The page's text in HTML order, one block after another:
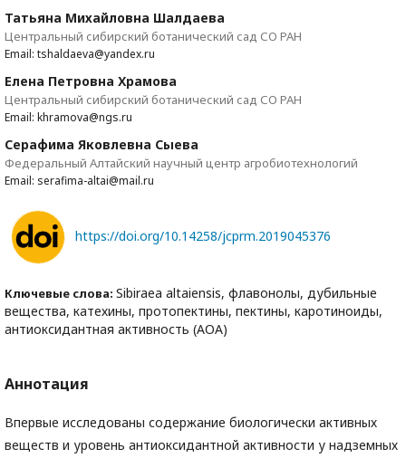
Татьяна Михайловна Шалдаева
Центральный сибирский ботанический сад СО РАН
Email: tshaldaeva@yandex.ru
Елена Петровна Храмова
Центральный сибирский ботанический сад СО РАН
Email: khramova@ngs.ru
Серафима Яковлевна Сыева
Федеральный Алтайский научный центр агробиотехнологий
Email: serafima-altai@mail.ru
https://doi.org/10.14258/jcprm.2019045376
Ключевые слова: Sibiraea altaiensis, флавонолы, дубильные
вещества, катехины, протопектины, пектины, каротиноиды,
антиоксидантная активность (АОА)
Аннотация
Впервые исследованы содержание биологически активных
веществ и уровень антиоксидантной активности у надземных